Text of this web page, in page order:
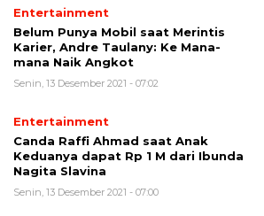
Entertainment
Belum Punya Mobil saat Merintis
Karier, Andre Taulany: Ke Mana-
mana Naik Angkot
Senin, 13 Desember 2021 - 07:02
Entertainment
Canda Raffi Ahmad saat Anak
Keduanya dapat Rp 1 M dari Ibunda
Nagita Slavina
Senin, 13 Desember 2021 - 07:00